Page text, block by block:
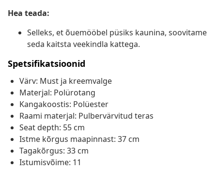
Hea teada:
Selleks, et õuemööbel püsiks kaunina, soovitame
seda kaitsta veekindla kattega.
Spetsifikatsioonid
Värv: Must ja kreemvalge
Materjal: Polürotang
Kangakoostis: Polüester
Raami materjal: Pulbervärvitud teras
Seat depth: 55 cm
Istme kõrgus maapinnast: 37 cm
Tagakõrgus: 33 cm
Istumisvõime: 11